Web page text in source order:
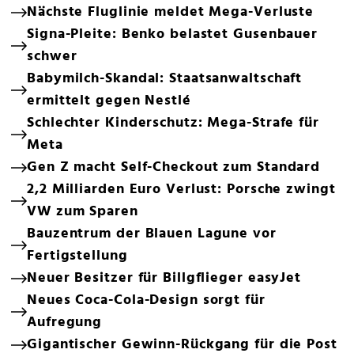
Nächste Fluglinie meldet Mega-Verluste
Signa-Pleite: Benko belastet Gusenbauer
schwer
Babymilch-Skandal: Staatsanwaltschaft
ermittelt gegen Nestlé
Schlechter Kinderschutz: Mega-Strafe für
Meta
Gen Z macht Self-Checkout zum Standard
2,2 Milliarden Euro Verlust: Porsche zwingt
VW zum Sparen
Bauzentrum der Blauen Lagune vor
Fertigstellung
Neuer Besitzer für Billgflieger easyJet
Neues Coca-Cola-Design sorgt für
Aufregung
Gigantischer Gewinn-Rückgang für die Post